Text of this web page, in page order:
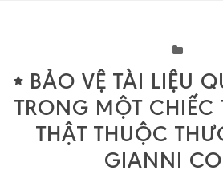
BẢO VỆ TÀI LIỆU
TRONG MỘT
THẬT THUỘC
GIANNI